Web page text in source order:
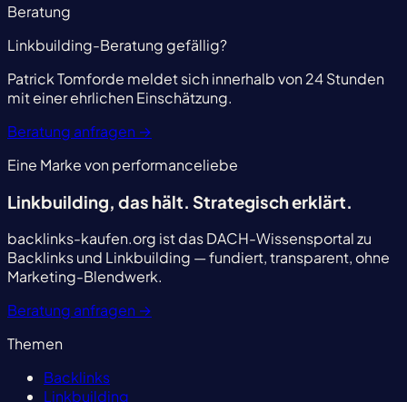
Beratung
Linkbuilding-Beratung gefällig?
Patrick Tomforde meldet sich innerhalb von 24 Stunden
mit einer ehrlichen Einschätzung.
Beratung anfragen →
Eine Marke von performanceliebe
Linkbuilding, das hält. Strategisch erklärt.
backlinks-kaufen.org ist das DACH-Wissensportal zu
Backlinks und Linkbuilding — fundiert, transparent, ohne
Marketing-Blendwerk.
Beratung anfragen →
Themen
Backlinks
Linkbuilding